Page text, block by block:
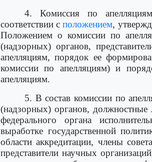
4. Комиссия по
соответствии сположением,
Положением о комиссии по
(надзорных) органов,
апелляциям, порядок ее
комиссии по апелляциям) и
апелляциям.
5. В состав комиссии по
(надзорных) органов, должностные
федерального органа
выработке государственной
области аккредитации, члены
представители научных